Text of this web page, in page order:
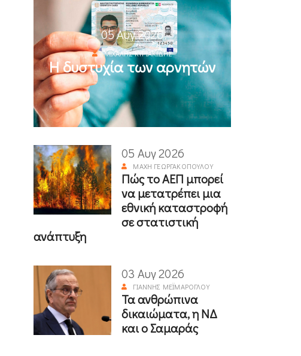
05 Αυγ 2026
ΜΙΧΆΛΗΣ ΚΥΡΙΑΚΊΔΗΣ
Η δυστυχία των αρνητών
05 Αυγ 2026
ΜΆΧΗ ΓΕΩΡΓΑΚΟΠΟΎΛΟΥ
Πώς το ΑΕΠ μπορεί
να μετατρέπει μια
εθνική καταστροφή
σε στατιστική
ανάπτυξη
03 Αυγ 2026
ΓΙΆΝΝΗΣ ΜΕΪΜΆΡΟΓΛΟΥ
Τα ανθρώπινα
δικαιώματα, η ΝΔ
και ο Σαμαράς